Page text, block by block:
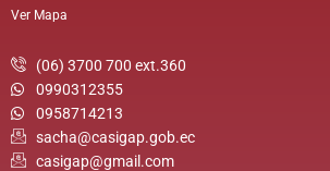
Ver Mapa
(06) 3700 700 ext.360
0990312355
0958714213
sacha@casigap.gob.ec
casigap@gmail.com